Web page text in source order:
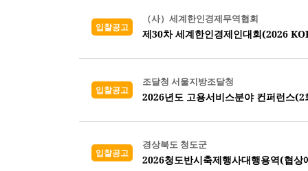
입찰공고
（사）세계한인경제무역협회
제30차 세계한인경제인대회(2026
입찰공고
조달청 서울지방조달청
2026년도 고용서비스분야 컨퍼런스
입찰공고
경상북도 청도군
2026청도반시축제행사대행용역(협상